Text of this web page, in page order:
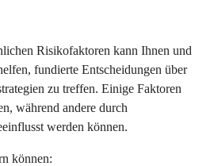
Risikofaktoren kann Ihnen und
fundierte Entscheidungen über
zu treffen. Einige Faktoren
während andere durch
werden können.
können: